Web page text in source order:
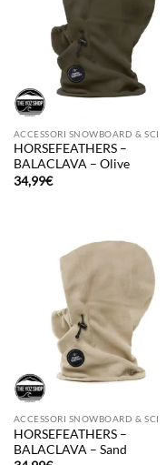
ACCESSORI SNOWBOARD & SCI
HORSEFEATHERS –
BALACLAVA – Olive
34,99€
ACCESSORI SNOWBOARD & SCI
HORSEFEATHERS –
BALACLAVA – Sand